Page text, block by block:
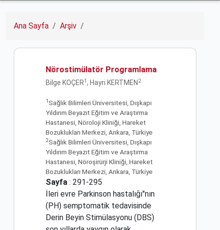
Ana Sayfa Arşiv
Nörostimülatör Programlama
Bilge KOÇER1 , Hayri KERTMEN 2
1 Sağlık Bilimleri Üniversitesi, Dışkapı
Yıldırım Beyazıt Eğitim ve Araştırma
Hastanesi, Nöroloji Kliniği, Hareket
Bozuklukları Merkezi, Ankara, Türkiye
2Sağlık Bilimleri Üniversitesi, Dışkapı
Yıldırım Beyazıt Eğitim ve Araştırma
Hastanesi, Nöroşirürji Kliniği, Hareket
Bozuklukları Merkezi, Ankara, Türkiye
Sayfa : 291-295
İleri evre Parkinson hastalığı"nın
(PH) semptomatik tedavisinde
Derin Beyin Stimülasyonu (DBS)